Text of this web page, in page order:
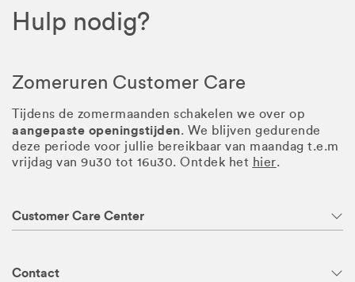
Hulp nodig?
Zomeruren Customer Care
Tijdens de zomermaanden schakelen we over op
aangepaste openingstijden. We blijven gedurende
deze periode voor jullie bereikbaar van maandag t.e.m
vrijdag van 9u30 tot 16u30. Ontdek het hier.
Customer Care Center
Contact